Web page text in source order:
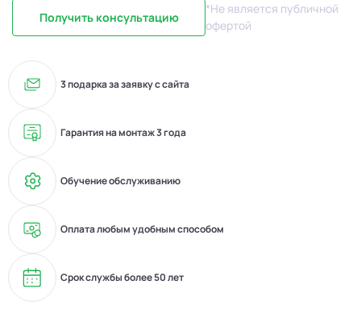
Получить консультацию
*Не является публичной
офертой
3 подарка за заявку с сайта
Гарантия на монтаж 3 года
Обучение обслуживанию
Оплата любым удобным способом
Срок службы более 50 лет